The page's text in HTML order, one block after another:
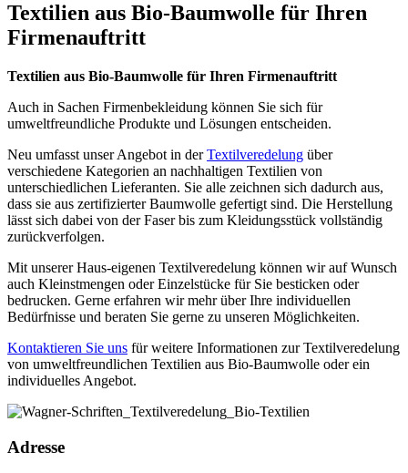
Textilien aus Bio-Baumwolle für Ihren
Firmenauftritt
Textilien aus Bio-Baumwolle für Ihren Firmenauftritt
Auch in Sachen Firmenbekleidung können Sie sich für
umweltfreundliche Produkte und Lösungen entscheiden.
Neu umfasst unser Angebot in derTextilveredelung über
verschiedene Kategorien an nachhaltigen Textilien von
unterschiedlichen Lieferanten. Sie alle zeichnen sich dadurch aus,
dass sie aus zertifizierter Baumwolle gefertigt sind. Die Herstellung
lässt sich dabei von der Faser bis zum Kleidungsstück vollständig
zurückverfolgen.
Mit unserer Haus-eigenen Textilveredelung können wir auf Wunsch
auch Kleinstmengen oder Einzelstücke für Sie besticken oder
bedrucken. Gerne erfahren wir mehr über Ihre individuellen
Bedürfnisse und beraten Sie gerne zu unseren Möglichkeiten.
Kontaktieren Sie uns für weitere Informationen zur Textilveredelung
von umweltfreundlichen Textilien aus Bio-Baumwolle oder ein
individuelles Angebot.
Adresse